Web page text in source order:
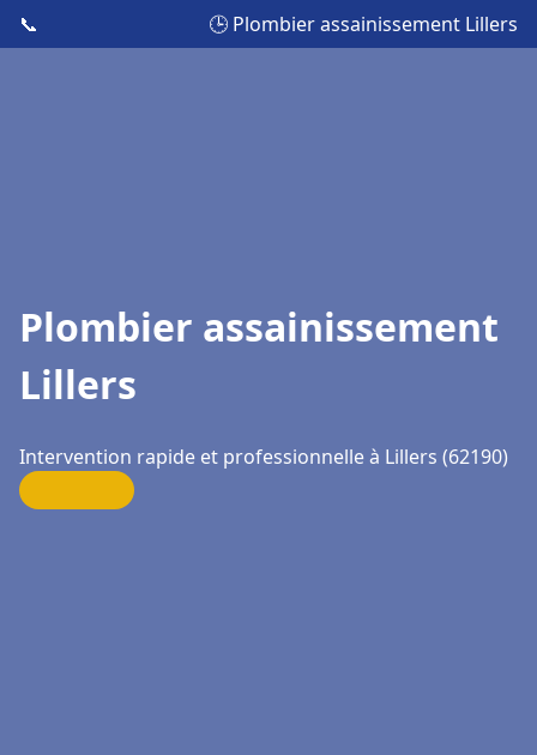
📞 🕒 Plombier assainissement Lillers
Plombier assainissement
Lillers
Intervention rapide et professionnelle à Lillers (62190)